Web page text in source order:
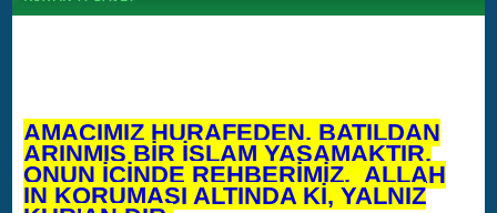
AMACIMIZ HURAFEDEN, BATILDAN
ARINMIŞ BİR İSLAM YAŞAMAKTIR.
ONUN İÇİNDE REHBERİMİZ, ALLAH
IN KORUMASI ALTINDA Kİ, YALNIZ